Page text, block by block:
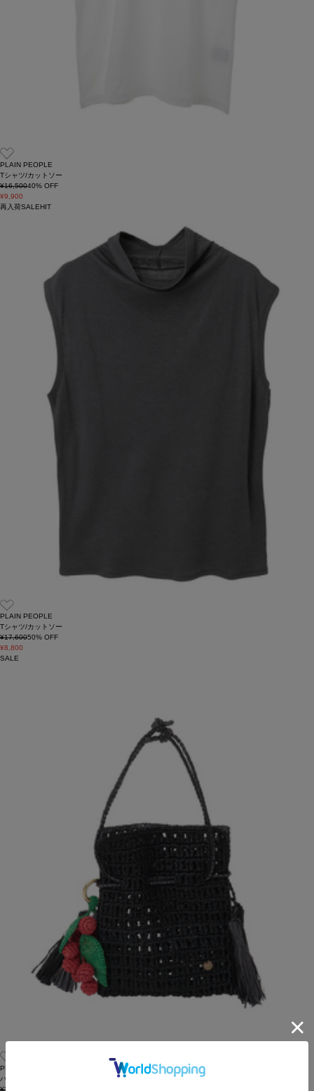
PLAIN PEOPLE
Tシャツ/カットソー
¥16,50040% OFF
¥9,900
再入荷SALEHIT
PLAIN PEOPLE
Tシャツ/カットソー
¥17,60050% OFF
¥8,800
SALE
PLAIN PEOPLE
ハンドバッグ
¥35,200